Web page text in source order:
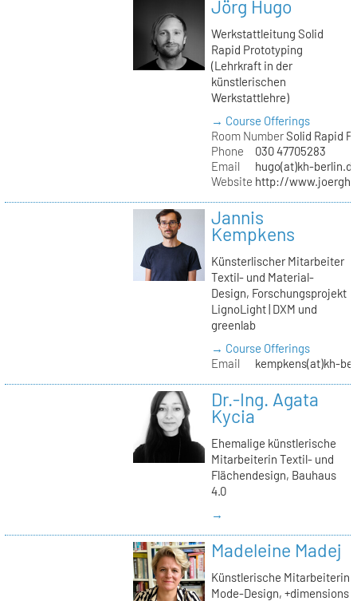
Jörg Hugo
Werkstattleitung Solid
Rapid Prototyping
(Lehrkraft in der
künstlerischen
Werkstattlehre)
→ Course Offerings
Room NumberSolid Rapid
Phone
030 47705283
Email
hugo(at)kh-
Website http://
Jannis
Kempkens
Künsterlischer Mitarbeiter
Textil- und Material-
Design, Forschungsprojekt
LignoLight | DXM und
greenlab
→ Course Offerings
Email
kempkens(at)kh-
Dr.-Ing. Agata
Kycia
Ehemalige künstlerische
Mitarbeiterin Textil- und
Flächendesign, Bauhaus
4.0
→
Madeleine Madej
Künstlerische Mitarbeiterin
Mode-Design, +dimensions